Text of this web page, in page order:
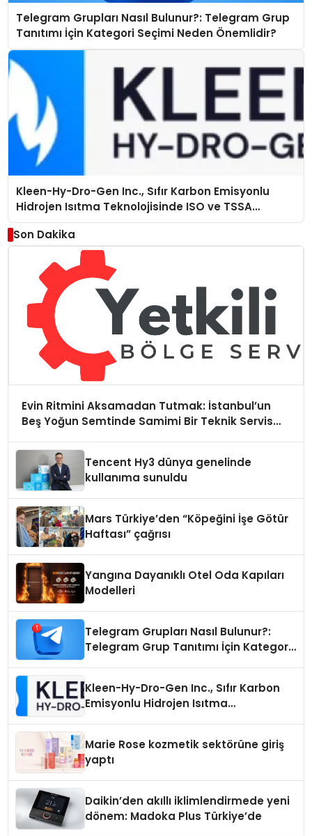
Telegram Grupları Nasıl Bulunur?: Telegram Grup
Tanıtımı İçin Kategori Seçimi Neden Önemlidir?
Kleen-Hy-Dro-Gen Inc., Sıfır Karbon Emisyonlu
Hidrojen Isıtma Teknolojisinde ISO ve TSSA
Düzenleyici Onaylarını Aldı
Son Dakika
Evin Ritmini Aksamadan Tutmak: İstanbul’un
Beş Yoğun Semtinde Samimi Bir Teknik Servis
Tencent Hy3 dünya genelinde
kullanıma sunuldu
Mars Türkiye’den “Köpeğini İşe Götür
Haftası” çağrısı
Yangına Dayanıklı Otel Oda Kapıları
Modelleri
Telegram Grupları Nasıl Bulunur?:
Telegram Grup Tanıtımı İçin Kategori
Kleen-Hy-Dro-Gen Inc., Sıfır Karbon
Emisyonlu Hidrojen Isıtma
Marie Rose kozmetik sektörüne giriş
yaptı
Daikin’den akıllı iklimlendirmede yeni
dönem: Madoka Plus Türkiye’de